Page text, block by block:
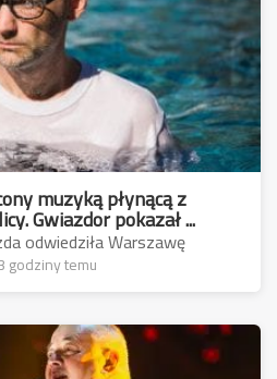
muzyką płynącą z
warszawskiej ulicy. Gwiazdor pokazał ...
odwiedziła Warszawę
godziny temu